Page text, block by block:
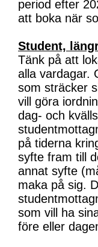
period efter
att boka när
Student,
Tänk på att
alla vardagar.
som sträcker
vill göra
dag- och
på tiderna
syfte fram till
annat syfte
maka på sig.
som vill ha
före eller